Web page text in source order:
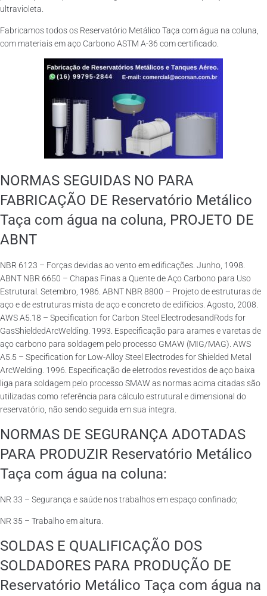
ultravioleta.
Fabricamos todos os Reservatório Metálico Taça com água na coluna,
com materiais em aço Carbono ASTM A-36 com certificado.
NORMAS SEGUIDAS NO PARA
FABRICAÇÃO DE Reservatório Metálico
Taça com água na coluna, PROJETO DE
ABNT
NBR 6123 – Forças devidas ao vento em edificações. Junho, 1998.
ABNT NBR 6650 – Chapas Finas a Quente de Aço Carbono para Uso
Estrutural. Setembro, 1986. ABNT NBR 8800 – Projeto de estruturas de
aço e de estruturas mista de aço e concreto de edifícios. Agosto, 2008.
AWS A5.18 – Specification for Carbon Steel ElectrodesandRods for
GasShieldedArcWelding. 1993. Especificação para arames e varetas de
aço carbono para soldagem pelo processo GMAW (MIG/MAG). AWS
A5.5 – Specification for Low-Alloy Steel Electrodes for Shielded Metal
ArcWelding. 1996. Especificação de eletrodos revestidos de aço baixa
liga para soldagem pelo processo SMAW as normas acima citadas são
utilizadas como referência para cálculo estrutural e dimensional do
reservatório, não sendo seguida em sua íntegra.
NORMAS DE SEGURANÇA ADOTADAS
PARA PRODUZIR Reservatório Metálico
Taça com água na coluna:
NR 33 – Segurança e saúde nos trabalhos em espaço confinado;
NR 35 – Trabalho em altura.
SOLDAS E QUALIFICAÇÃO DOS
SOLDADORES PARA PRODUÇÃO DE
Reservatório Metálico Taça com água na